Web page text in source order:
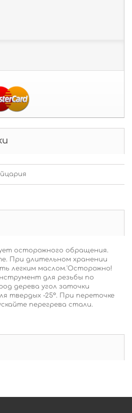
осторожного обращения.
При длительном хранении
легким маслом.'Осторожно!
для резьбы по
дерева угол заточки
твердых -25°. При переточке
перегрева стали.